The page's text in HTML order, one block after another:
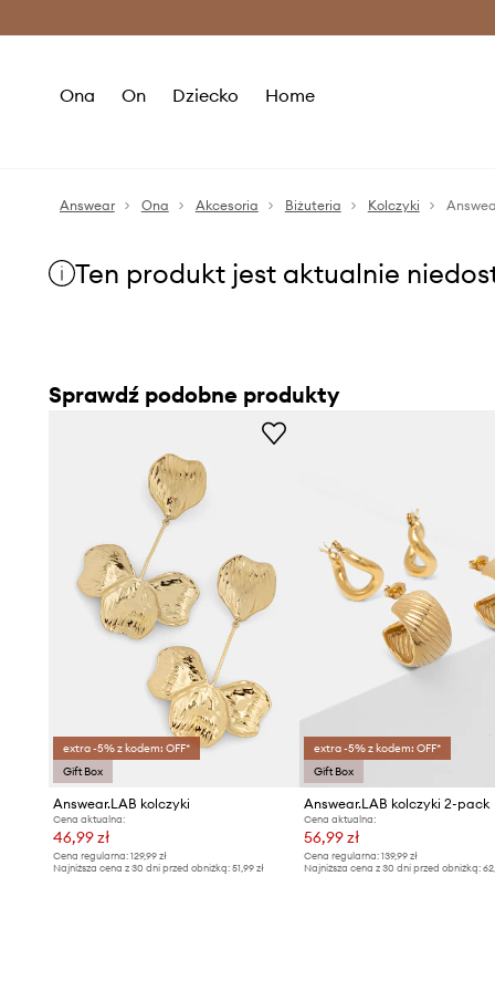
Ona On Dziecko Home
Answear Ona Akcesoria Biżuteria Kolczyki
Ten produkt jest aktualnie
Sprawdź podobne produkty
extra -5% z kodem: OFF*
Gift Box
Answear.LAB kolczyki
Cena aktualna:
46,99 zł
Cena regularna: 129,99 zł
Najniższa cena z 30 dni przed obniżką: 51,99 zł
extra -5% z kodem: OFF*
Gift Box
Answear.LAB kolczyki 2-pack
Cena aktualna:
56,99 zł
Cena regularna:139,99 zł
Najniższa cena z 30 dni przed obniżką: